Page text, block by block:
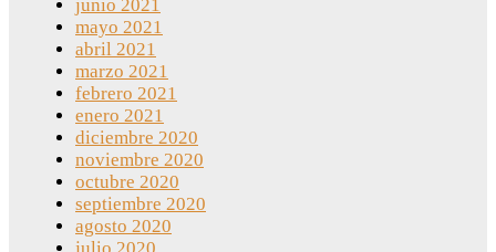
junio 2021
mayo 2021
abril 2021
marzo 2021
febrero 2021
enero 2021
diciembre 2020
noviembre 2020
octubre 2020
septiembre 2020
agosto 2020